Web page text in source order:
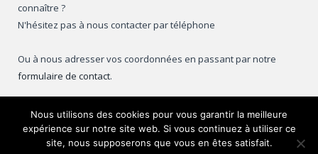
connaître ?
N'hésitez pas à nous contacter par téléphone
Ou à nous adresser vos coordonnées en passant par notre
formulaire de contact.
Copyright © 2016 Meuz'Info.
Nous utilisons des cookies pour vous garantir la meilleure
expérience sur notre site web. Si vous continuez à utiliser ce
site, nous supposerons que vous en êtes satisfait.